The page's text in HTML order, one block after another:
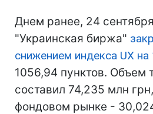
Днем ранее, 24
"Украинская биржа"
снижением индекса UX на
1056,94 пунктов. Объем
составил 74,235 млн
фондовом рынке -